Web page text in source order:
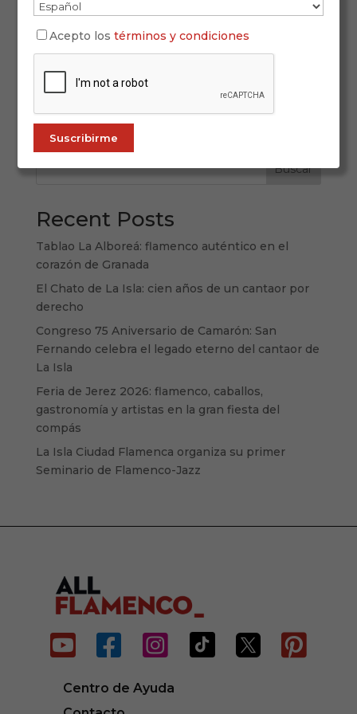
El flamenco se siente con el alma, pero también
se saborea. La fusión entre el arte jondo y la
gastronomía local se ha convertido en una
experiencia imprescindible para quienes desean
vivir España desde sus pasiones más profundas.
Buscar
Recent Posts
Tablao La Alboreá: flamenco auténtico en el
corazón de Granada
El Chato de La Isla: cien años de un cantaor por
derecho
Congreso 75 Aniversario de Camarón: San
Fernando celebra el legado eterno del cantaor de
La Isla
Feria de Jerez 2026: flamenco, caballos,
gastronomía y artistas en la gran fiesta del
compás
La Isla Ciudad Flamenca organiza su primer
Seminario de Flamenco-Jazz
     
Centro de Ayuda
Acepto lostérminos y condiciones